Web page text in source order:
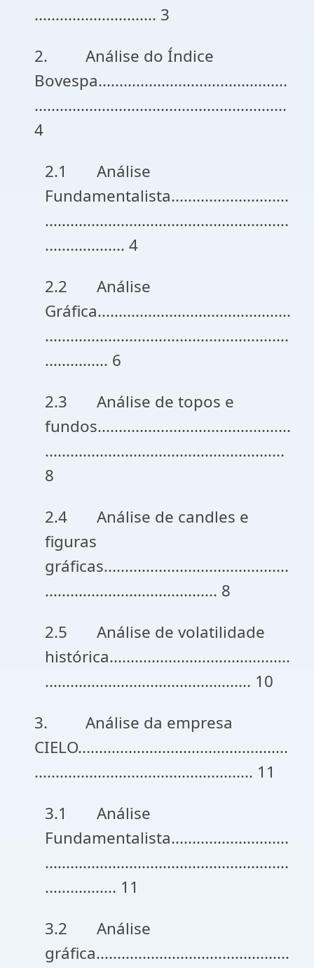
............................. 3
2. Análise do Índice
Bovespa.............................................
............................................................
4
2.1 Análise
Fundamentalista............................
..........................................................
................... 4
2.2 Análise
Gráfica..............................................
..........................................................
............... 6
2.3 Análise de topos e
fundos..............................................
.........................................................
8
2.4 Análise de candles e
figuras
gráficas............................................
......................................... 8
2.5 Análise de volatilidade
histórica...........................................
................................................. 10
3. Análise da empresa
CIELO..................................................
.................................................... 11
3.1 Análise
Fundamentalista............................
..........................................................
................. 11
3.2 Análise
gráfica..............................................